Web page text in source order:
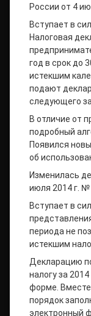
России от 4
Вступает в
Налоговая
год в срок до
истекшим
подают
следующего
В отличие от
подробный
Появился
об
Изменилась
июля 2014 г.
Вступает в
периода не
истекшим
Декларацию
налогу за
форме.
порядок
электронный